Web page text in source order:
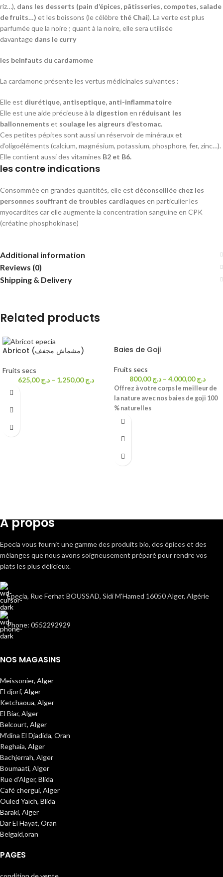
riz…), dans les desserts (pain d’épices, pâtisseries, compotes, salade
de fruits…) et les boissons (le célèbre thé Chai). La verte est plus
parfumée que la noire ; quant à la noire, elle sera utilisée
davantage dans le curry
les beinfauts du cardamome
La cardamone présente les vertus médicinales suivantes :
Elle est diurétique, antiseptique, anti-inflammatoire
Elle est une aide précieuse à la digestion en réduisant les
ballonnements et soulage les aigreurs d’estomac.
Ces petites pépites sont aussi un réservoir de minéraux et
d’oligoéléments (calcium, magnésium, potassium, phosphore, fer, zinc…).
Elle contient aussi des vitamines B2 et B6.
les contre indications
Consommée en grandes quantités, elle est déconseillée chez les
personnes souffrant de troubles cardiaques en particulier les
myocardites car elle augmente la concentration sanguine en CPK
(créatine phosphokinase)
Additional information
Reviews (0)
Shipping & Delivery
Related products
Abricot (مشماش مجفف)
Fruits secs
د.ج625,00 – د.ج1.250,00
Baies de Goji
Fruits secs
د.ج800,00 – د.ج4.000,00
Offrez à votre corps le meilleur de
la nature avec nos baies de goji 100
% naturelles
A propos
Epecia vous fournit une gamme des produits bio, des épices et des
mélanges que nous avons soigneusement préparé pour rendre vos
plats les plus délicieux.
Epecia, Rue Ferhat BOUSSAD, Sidi M'Hamed 16050 Alger, Algérie
Phone: 0552292929
NOS MAGASINS
Meissonier, Alger
El djorf, Alger
Ketchaoua, Alger
El Biar, Alger
Belcourt, Alger
M’dina El Djadida, Oran
Reghaia, Alger
Bachjerrah, Alger
Boumaati, Alger
Rue d’Alger, Blida
Café chergui, Alger
Ouled Yaïch, Blida
Baraki, Alger
Dar El Hayat, Oran
Belgaid,oran
PAGES